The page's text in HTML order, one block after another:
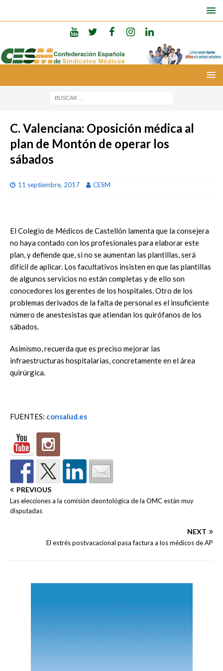
C. Valenciana: Oposición médica al
plan de Montón de operar los
sábados
11 septiembre, 2017 CESM
El Colegio de Médicos de Castellón lamenta que la consejera
no haya contado con los profesionales para elaborar este
plan, y defiende que, si no se aumentan las plantillas, será
difícil de aplicar. Los facultativos insisten en que las plantillas
de algunos servicios no están completas y de ello son
conocedores los gerentes de los hospitales. Otro de los
problemas derivados de la falta de personal es el insuficiente
número de anestesistas que atiendan los quirófanos de los
sábados.
Asimismo, recuerda que es preciso mejorar las
infraestructuras hospitalarias, concretamente en el área
quirúrgica.
FUENTES: consalud.es
PREVIOUS
Las elecciones a la comisión deontológica de la OMC están muy
disputadas
NEXT
El estrés postvacacional pasa factura a los médicos de AP